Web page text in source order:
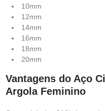
10mm
12mm
14mm
16mm
18mm
20mm
Vantagens do Aço
Argola Feminino